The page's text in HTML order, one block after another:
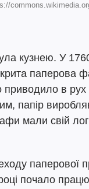
кузнею. У
паперова
в
папір
мали свій
паперової
почало